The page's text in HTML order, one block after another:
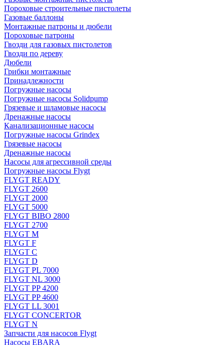
Пороховые строительные пистолеты
Газовые баллоны
Монтажные патроны и дюбели
Пороховые патроны
Гвозди для газовых пистолетов
Гвозди по дереву
Дюбели
Грибки монтажные
Принадлежности
Погружные насосы
Погружные насосы Solidpump
Грязевые и шламовые насосы
Дренажные насосы
Канализационные насосы
Погружные насосы Grindex
Грязевые насосы
Дренажные насосы
Насосы для агрессивной среды
Погружные насосы Flygt
FLYGT READY
FLYGT 2600
FLYGT 2000
FLYGT 5000
FLYGT BIBO 2800
FLYGT 2700
FLYGT M
FLYGT F
FLYGT C
FLYGT D
FLYGT PL 7000
FLYGT NL 3000
FLYGT PP 4200
FLYGT PP 4600
FLYGT LL 3001
FLYGT CONCERTOR
FLYGT N
Запчасти для насосов Flygt
Насосы EBARA